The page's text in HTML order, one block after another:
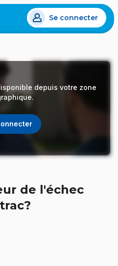
Se connecter
depuis votre zone
de l'échec